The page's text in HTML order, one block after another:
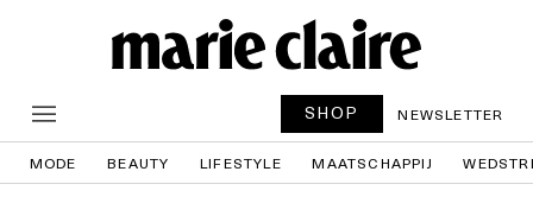
SHOP NEWSLETTER
MODE BEAUTY LIFESTYLE MAATSCHAPPIJ